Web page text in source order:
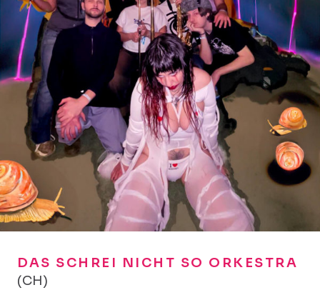
DAS SCHREI NICHT SO ORKESTRA
(CH)